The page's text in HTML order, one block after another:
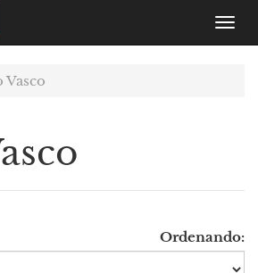
Vasco
Ordenando: